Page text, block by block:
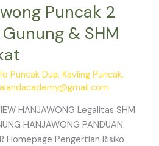
Puncak 2
& SHM
Puncak Dua,Kavling Puncak,
HANJAWONG Legalitas SHM
HANJAWONG PANDUAN
Homepage Pengertian Risiko